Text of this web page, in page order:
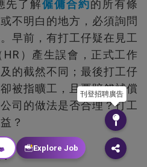
先了解僱傭合約的所有條
不明白的地方，必須詢問
早前，有打工仔疑在見工
HR）產生誤會，正式工作
的截然不同；最後打工仔
被指曠工，且要賠錢補償
司的做法是否合理？打工
？
刊登招聘廣告
Explore Job